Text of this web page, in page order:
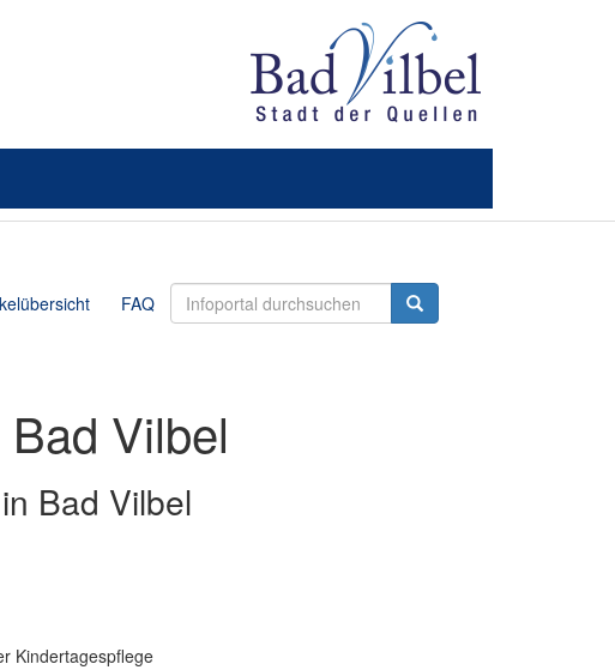
FAQ
Vilbel
Bad Vilbel
Kindertagespflege